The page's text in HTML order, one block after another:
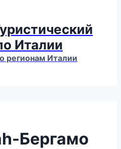
Италии
регионам Италии
Бергамо